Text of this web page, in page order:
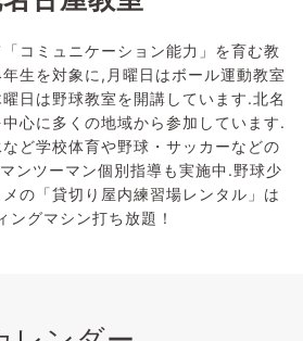
コミュニケーション能力」を育む教
生を対象に,月曜日はボール運動教室
日は野球教室を開講しています.北名
心に多くの地域から参加しています.
ど学校体育や野球・サッカーなどの
ンツーマン個別指導も実施中.野球少
の「貸切り屋内練習場レンタル」は
ングマシン打ち放題！